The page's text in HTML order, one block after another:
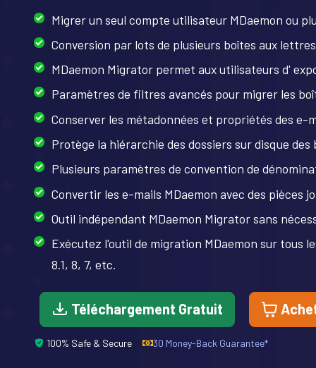
Migrer un seul compte utilisateur MDaemon ou
Conversion par lots de plusieurs boîtes aux
MDaemon Migrator permet aux utilisateurs d'
Paramètres de filtres avancés pour migrer les
Conserver les métadonnées et propriétés des e-
Protège la hiérarchie des dossiers sur disque
Plusieurs paramètres de convention de
Convertir les e-mails MDaemon avec des
Outil indépendant MDaemon Migrator sans
Exécutez l'outil de migration MDaemon sur tous
8.1, 8, 7, etc.
Téléchargement Gratuit
100% Safe & Secure 30 Money-Back Guarantee*